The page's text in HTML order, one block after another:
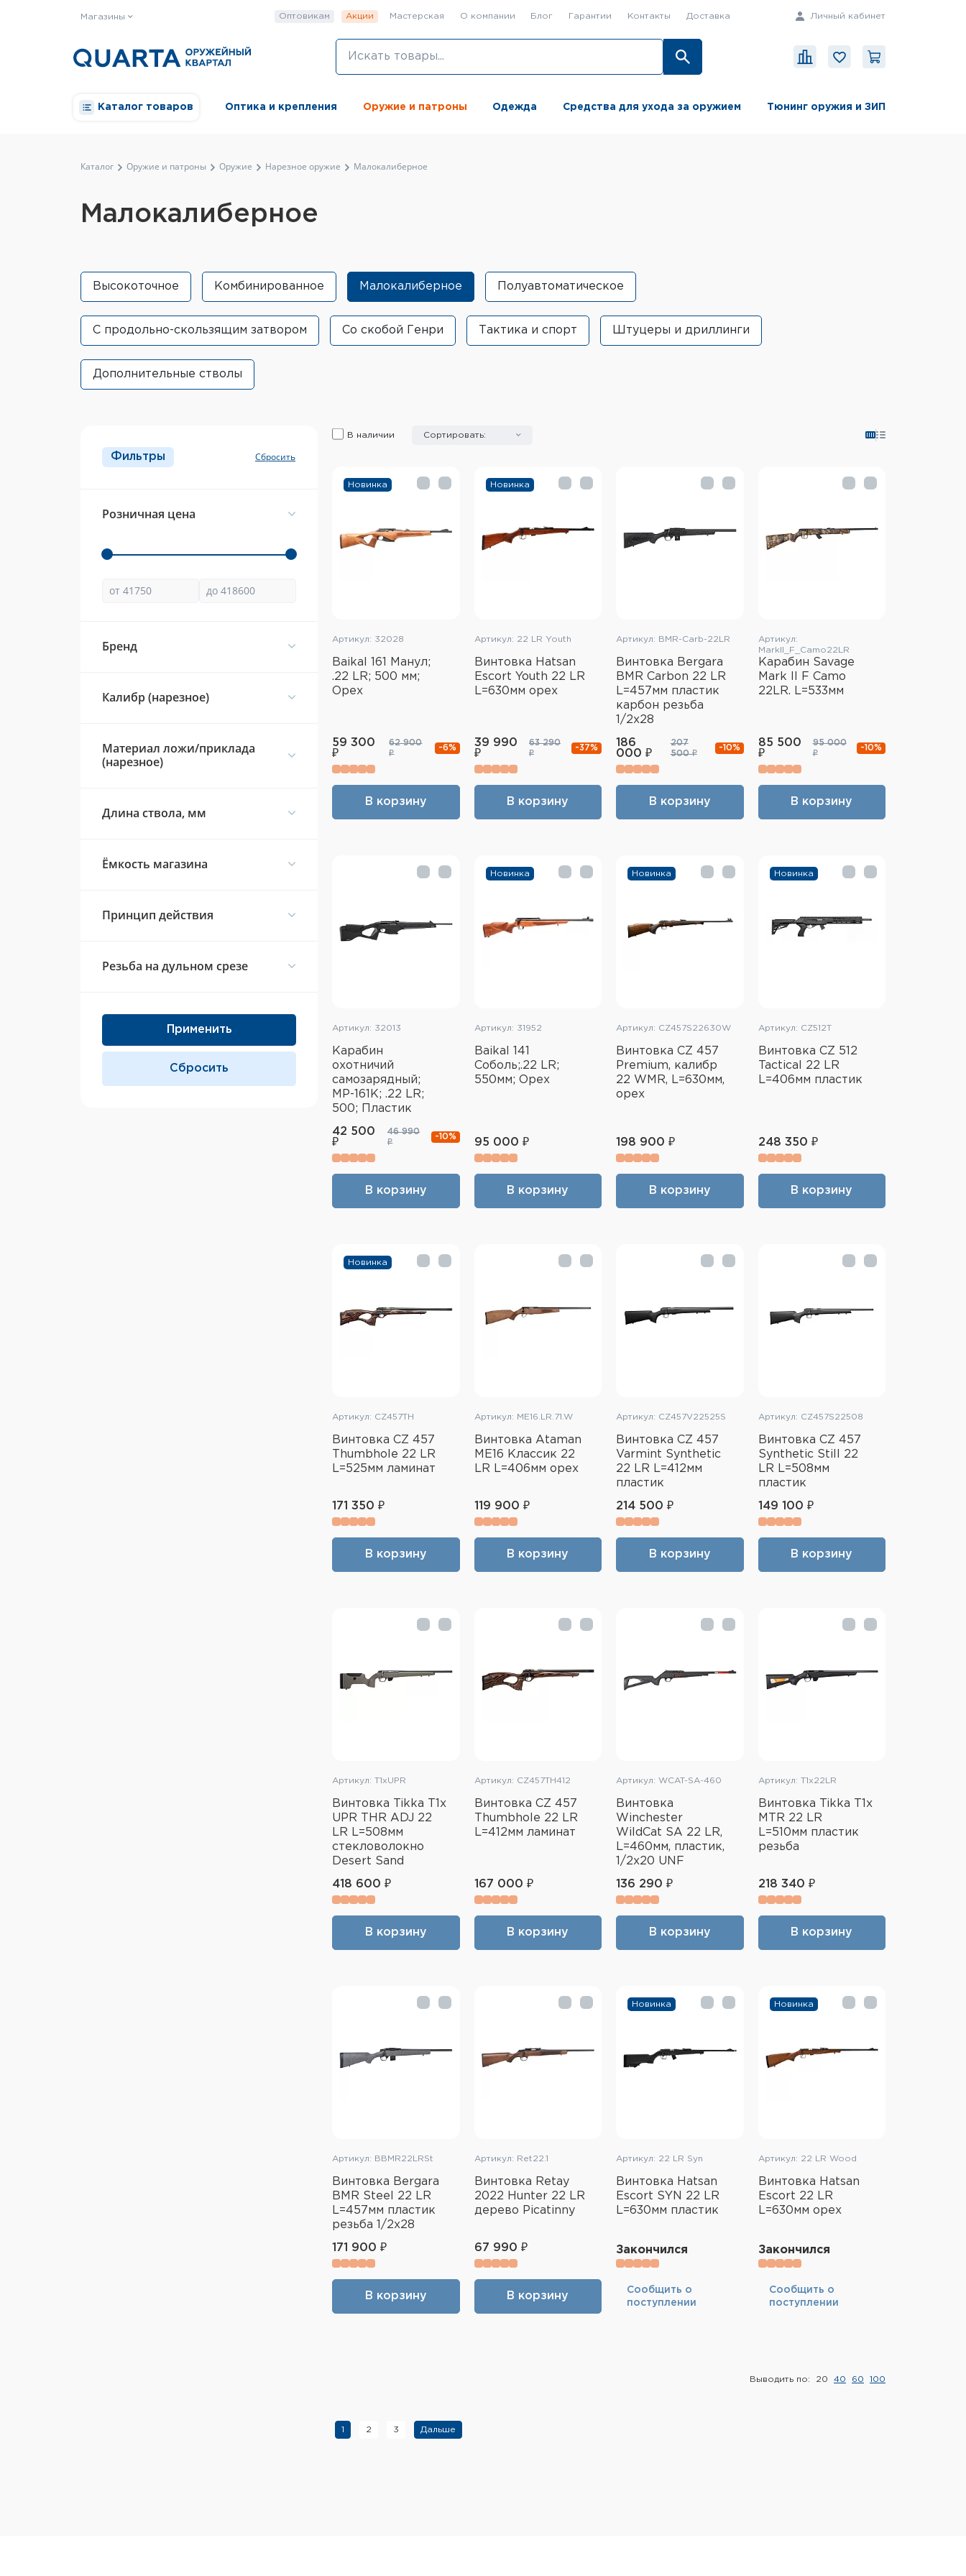
Магазины Оптовикам Акции Мастерская О компании Блог Гарантии Контакты Доставка Личный кабинет
Каталог товаров Оптика и крепления Оружие и патроны Одежда Средства для ухода за оружием Тюнинг оружия и ЗИП
Каталог Оружие и патроны Оружие Нарезное оружие Малокалиберное
Малокалиберное
Высокоточное Комбинированное Малокалиберное Полуавтоматическое
С продольно-скользящим затвором Со скобой Генри Тактика и спорт Штуцеры и дриллинги
Дополнительные стволы
Фильтры
Розничная цена
Брeнд
Калибр (нарезное)
Материал ложи/приклада
(нарезное)
Длина ствола, мм
Ёмкость магазина
Принцип действия
Резьба на дульном срезе
В наличии Сортировать:
Новинка
Артикул: 32028
Baikal 161 Манул;
.22 LR; 500 мм;
Орех
59 300
₽
62 900
₽
-6%
В корзину
Новинка
Артикул: 22 LR Youth
Винтовка Hatsan
Escort Youth 22 LR
L=630мм орех
39 990
₽
63 290
₽
-37%
В корзину
Артикул: BMR-Carb-22LR
Винтовка Bergara
BMR Carbon 22 LR
L=457мм пластик
карбон резьба
1/2x28
186
000 ₽
207
500 ₽
-10%
В корзину
Артикул:
MarkII_F_Camo22LR
Карабин Savage
Mark II F Camo
22LR. L=533мм
85 500
₽
95 000
₽
-10%
В корзину
Артикул: 32013
Карабин
охотничий
самозарядный;
МР-161К; .22 LR;
500; Пластик
42 500
₽
46 990
₽
-10%
В корзину
Новинка
Артикул: 31952
Baikal 141
Соболь;.22 LR;
550мм; Орех
95 000 ₽
В корзину
Новинка
Артикул: CZ457S22630W
Винтовка CZ 457
Premium, калибр
22 WMR, L=630мм,
орех
198 900 ₽
В корзину
Новинка
Артикул: CZ512T
Винтовка CZ 512
Tactical 22 LR
L=406мм пластик
248 350 ₽
В корзину
Новинка
Артикул: CZ457TH
Винтовка CZ 457
Thumbhole 22 LR
L=525мм ламинат
171 350 ₽
В корзину
Артикул: ME16.LR.71.W
Винтовка Ataman
ME16 Классик 22
LR L=406мм орех
119 900 ₽
В корзину
Артикул: CZ457V22525S
Винтовка CZ 457
Varmint Synthetic
22 LR L=412мм
пластик
214 500 ₽
В корзину
Артикул: CZ457S22508
Винтовка CZ 457
Synthetic Still 22
LR L=508мм
пластик
149 100 ₽
В корзину
Артикул: T1xUPR
Винтовка Tikka T1x
UPR THR ADJ 22
LR L=508мм
стекловолокно
Desert Sand
418 600 ₽
В корзину
Артикул: CZ457TH412
Винтовка CZ 457
Thumbhole 22 LR
L=412мм ламинат
167 000 ₽
В корзину
Артикул: WCAT-SA-460
Винтовка
Winchester
WildCat SA 22 LR,
L=460мм, пластик,
1/2x20 UNF
136 290 ₽
В корзину
Артикул: Т1х22LR
Винтовка Tikka T1x
MTR 22 LR
L=510мм пластик
резьба
218 340 ₽
В корзину
Артикул: BBMR22LRSt
Винтовка Bergara
BMR Steel 22 LR
L=457мм пластик
резьба 1/2x28
171 900 ₽
В корзину
Артикул: Ret22.1
Винтовка Retay
2022 Hunter 22 LR
дерево Picatinny
67 990 ₽
В корзину
Новинка
Артикул: 22 LR Syn
Винтовка Hatsan
Escort SYN 22 LR
L=630мм пластик
Закончился
Cообщить о
поступлении
Новинка
Артикул: 22 LR Wood
Винтовка Hatsan
Escort 22 LR
L=630мм орех
Закончился
Cообщить о
поступлении
Выводить по: 20 40 60 100
1 2 3 Дальше